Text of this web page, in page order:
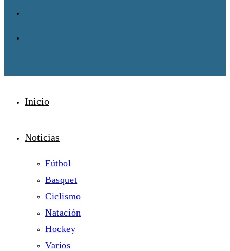
Inicio
Noticias
Fútbol
Basquet
Ciclismo
Natación
Hockey
Varios